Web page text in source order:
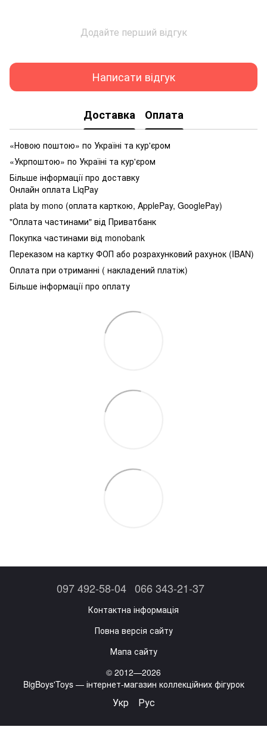
Додайте перший відгук
Написати відгук
Доставка Оплата
«Новою поштою» по Україні та кур'єром
«Укрпоштою» по Україні та кур'єром
Більше інформації про доставку
Онлайн оплата LiqPay
plata by mono (оплата карткою, ApplePay, GooglePay)
"Оплата частинами" від Приватбанк
Покупка частинами від monobank
Переказом на картку ФОП або розрахунковий рахунок (IBAN)
Оплата при отриманні ( накладений платіж)
Більше інформації про оплату
097 492-58-04 066 343-21-37
Контактна інформація
Повна версія сайту
Мапа сайту
© 2012—2026
BigBoys'Toys — інтернет-магазин коллекційних фігурок
Укр Рус